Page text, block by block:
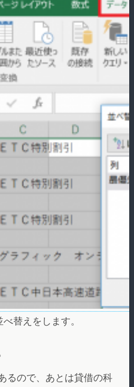
替えをします。
るので、あとは貸借の科